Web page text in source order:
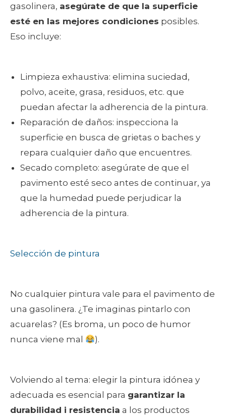
gasolinera, asegúrate de que la superficie
esté en las mejores condiciones posibles.
Eso incluye:
Limpieza exhaustiva: elimina suciedad,
polvo, aceite, grasa, residuos, etc. que
puedan afectar la adherencia de la pintura.
Reparación de daños: inspecciona la
superficie en busca de grietas o baches y
repara cualquier daño que encuentres.
Secado completo: asegúrate de que el
pavimento esté seco antes de continuar, ya
que la humedad puede perjudicar la
adherencia de la pintura.
Selección de pintura
No cualquier pintura vale para el pavimento de
una gasolinera. ¿Te imaginas pintarlo con
acuarelas? (Es broma, un poco de humor
nunca viene mal
).
Volviendo al tema: elegir la pintura idónea y
adecuada es esencial para garantizar la
durabilidad i resistencia a los productos